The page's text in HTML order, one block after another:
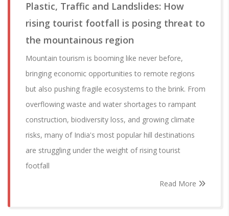
Plastic, Traffic and Landslides: How
rising tourist footfall is posing threat to
the mountainous region
Mountain tourism is booming like never before,
bringing economic opportunities to remote regions
but also pushing fragile ecosystems to the brink. From
overflowing waste and water shortages to rampant
construction, biodiversity loss, and growing climate
risks, many of India's most popular hill destinations
are struggling under the weight of rising tourist
footfall
Read More